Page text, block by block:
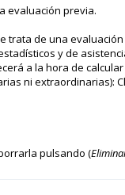
evaluación previa.
trata de una evaluación
y de
a la hora de
ni extraordinarias):
pulsando (